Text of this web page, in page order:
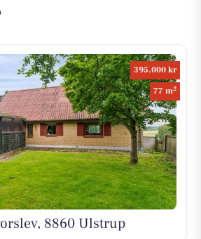
395.000 kr
77 m2
8860 Ulstrup